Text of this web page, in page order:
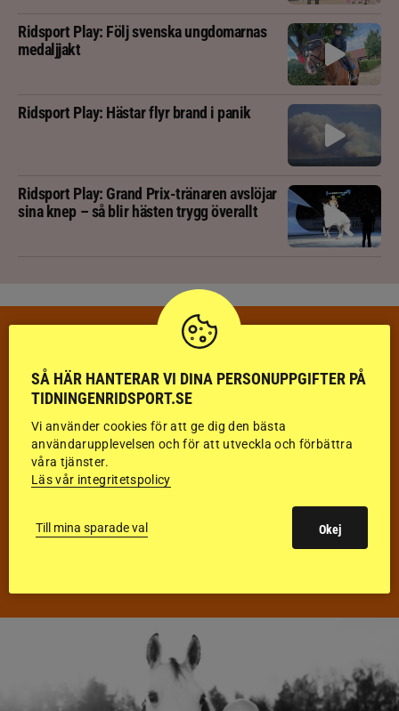
Ridsport Play: Följ svenska ungdomarnas
medaljjakt
Ridsport Play: Hästar flyr brand i panik
Ridsport Play: Grand Prix-tränaren avslöjar
sina knep – så blir hästen trygg överallt
VECKANS TÄVLINGAR & RESULTAT
HOPPNING
DRESSYR
FÄLTTÄVLAN
KÖRNING
SÅ HÄR HANTERAR VI DINA PERSONUPPGIFTER PÅ
TIDNINGENRIDSPORT.SE
Vi använder cookies för att ge dig den bästa
användarupplevelsen och för att utveckla och förbättra
våra tjänster.
Läs vår integritetspolicy
Till mina sparade val Okej